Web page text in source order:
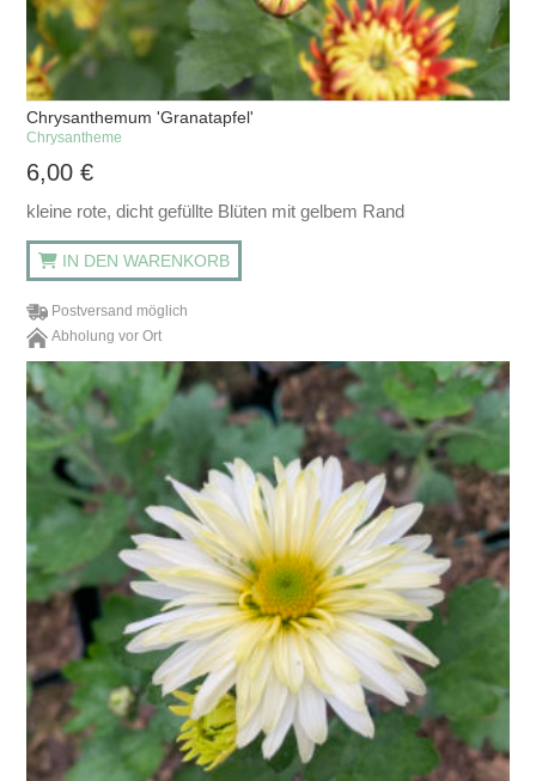
Chrysanthemum 'Granatapfel'
Chrysantheme
6,00€
kleine rote, dicht gefüllte Blüten mit gelbem Rand
IN DEN WARENKORB
Postversand möglich
Abholung vor Ort